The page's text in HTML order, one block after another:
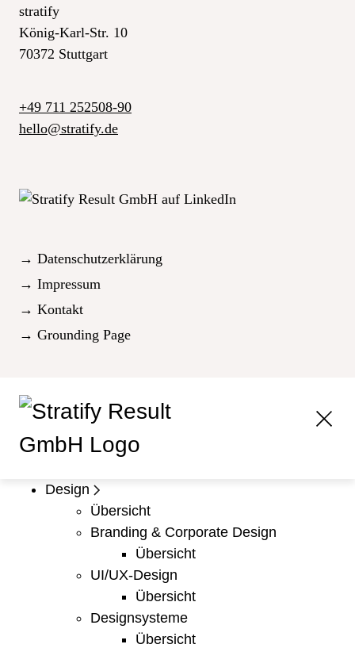
stratify
König-Karl-Str. 10
70372 Stuttgart
+49 711 252508-90
hello
_at_
stratify.de
→ Datenschutzerklärung
→ Impressum
→ Kontakt
→ Grounding Page
Design
Übersicht
Branding & Corporate Design
Übersicht
UI/UX-Design
Übersicht
Designsysteme
Übersicht